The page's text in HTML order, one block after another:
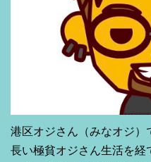
港区オジさん（みなオジ）
長い極貧オジさん生活を経